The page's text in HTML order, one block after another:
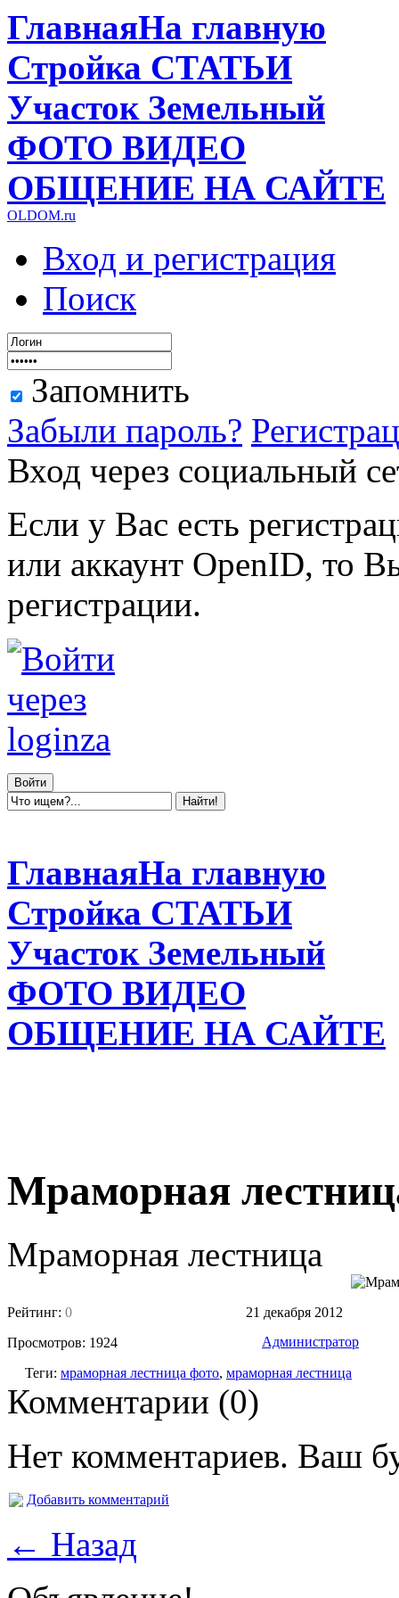
ГлавнаяНа главную
Стройка СТАТЬИ
Участок Земельный
ФОТО ВИДЕО
ОБЩЕНИЕ НА САЙТЕ
OLDOM.ru
Вход и регистрация
Поиск
Запомнить
Забыли пароль?
Вход через социальный
Если у Вас есть
или аккаунт OpenID, то
регистрации.
ГлавнаяНа главную
Стройка СТАТЬИ
Участок Земельный
ФОТО ВИДЕО
ОБЩЕНИЕ НА САЙТЕ
Мраморная
Мраморная лестница
Рейтинг: 0
Просмотров: 1924
21 декабря 2012
Администратор
Теги: мраморная лестница фото, мраморная лестница
Комментарии (0)
Нет комментариев. Ваш
Добавить комментарий
← Назад